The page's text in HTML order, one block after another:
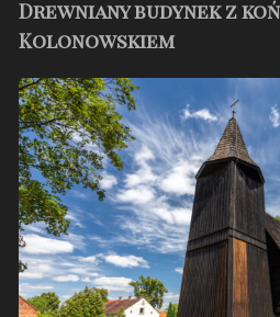
Drewniany budynek z
Kolonowskiem
Drewniany
kościół
w
Gierałcicach